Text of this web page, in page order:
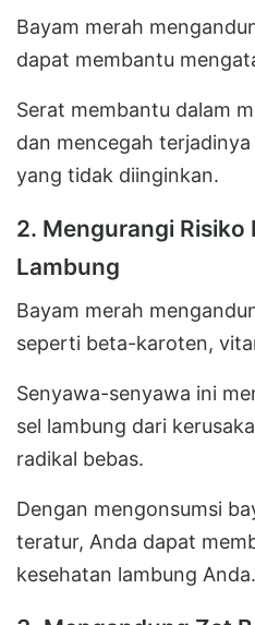
Bayam merah
dapat membantu
Serat membantu dalam
dan mencegah
yang tidak diinginkan.
2. Mengurangi Risiko
Lambung
Bayam merah
seperti beta-karoten,
Senyawa-senyawa ini
sel lambung dari
radikal bebas.
Dengan mengonsumsi
teratur, Anda dapat
kesehatan lambung Anda.